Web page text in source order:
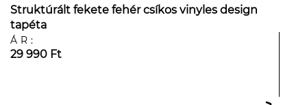
Struktúrált fekete fehér csíkos vinyles design
tapéta
ÁR:
29 990 Ft